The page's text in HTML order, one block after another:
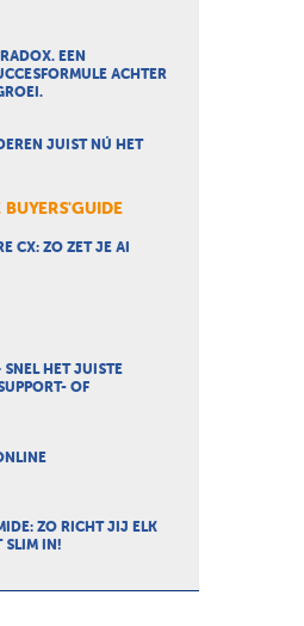
EEN
ACHTER
JUIST NÚ HET
CX: ZO ZET JE AI
HET JUISTE
OF
ZO RICHT JIJ ELK
SLIM IN!